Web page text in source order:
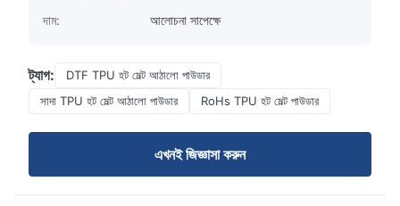
দাম:
আলোচনা সাপেক্ষে
ট্যাগ:
DTF TPU হট মেল্ট আঠালো পাউডার
সাদা TPU হট মেল্ট আঠালো পাউডার
RoHs TPU হট মেল্ট পাউডার
এখনই জিজ্ঞাসা করুন